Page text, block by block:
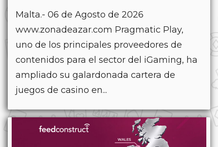
Malta.- 06 de Agosto de 2026
www.zonadeazar.com Pragmatic Play,
uno de los principales proveedores de
contenidos para el sector del iGaming, ha
ampliado su galardonada cartera de
juegos de casino en...